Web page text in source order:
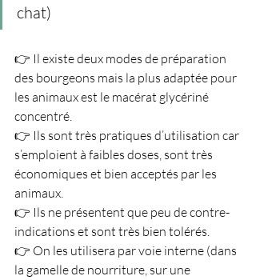
chat)
👉 Il existe deux modes de préparation
des bourgeons mais la plus adaptée pour
les animaux est le macérat glycériné
concentré.
👉 Ils sont très pratiques d’utilisation car
s’emploient à faibles doses, sont très
économiques et bien acceptés par les
animaux.
👉 Ils ne présentent que peu de contre-
indications et sont très bien tolérés.
👉 On les utilisera par voie interne (dans
la gamelle de nourriture, sur une